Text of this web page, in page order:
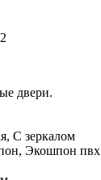
двери.
С зеркалом
Экошпон пвх